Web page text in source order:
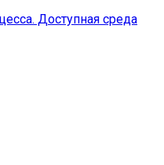
Доступная среда